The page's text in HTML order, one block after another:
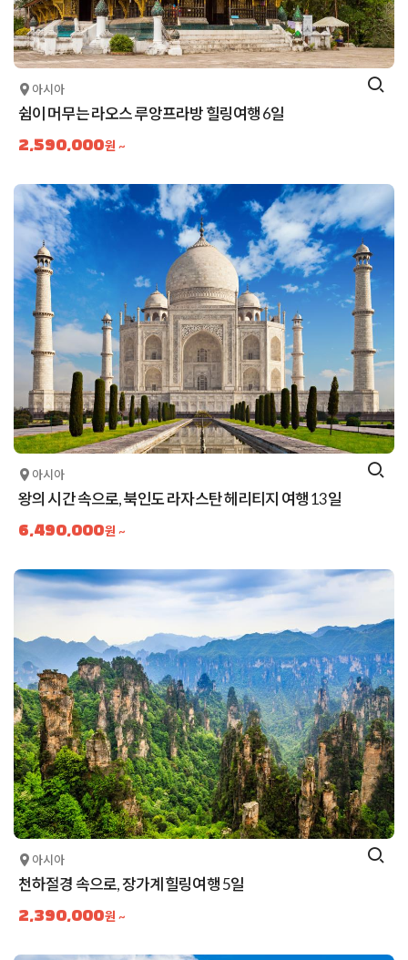
아시아
쉼이 머무는 라오스 루앙프라방 힐링여행 6일
2,590,000원 ~
아시아
왕의 시간 속으로, 북인도 라자스탄 헤리티지 여행 13일
6,490,000원 ~
아시아
천하절경 속으로, 장가계 힐링여행 5일
2,390,000원 ~